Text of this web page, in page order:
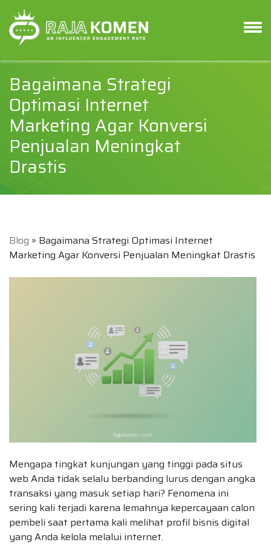
Bagaimana Strategi
Optimasi Internet
Marketing Agar Konversi
Penjualan Meningkat
Drastis
Blog » Bagaimana Strategi Optimasi Internet
Marketing Agar Konversi Penjualan Meningkat Drastis
Mengapa tingkat kunjungan yang tinggi pada situs
web Anda tidak selalu berbanding lurus dengan angka
transaksi yang masuk setiap hari? Fenomena ini
sering kali terjadi karena lemahnya kepercayaan calon
pembeli saat pertama kali melihat profil bisnis digital
yang Anda kelola melalui internet.